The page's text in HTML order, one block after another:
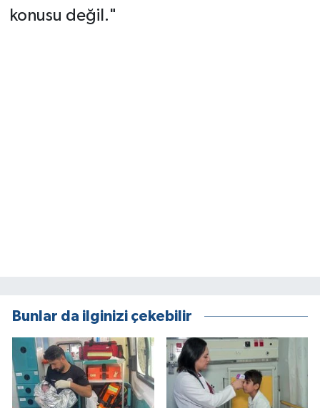
konusu değil."
Bunlar da ilginizi çekebilir